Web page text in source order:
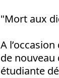
"Mort aux
A
de nouveau
étudiante